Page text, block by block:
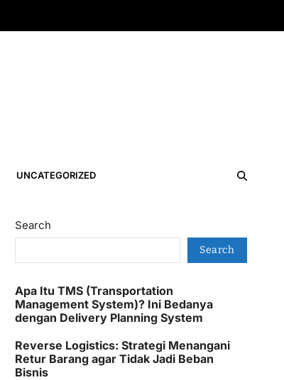
UNCATEGORIZED
Search
Search
Apa Itu TMS (Transportation
Management System)? Ini Bedanya
dengan Delivery Planning System
Reverse Logistics: Strategi Menangani
Retur Barang agar Tidak Jadi Beban
Bisnis